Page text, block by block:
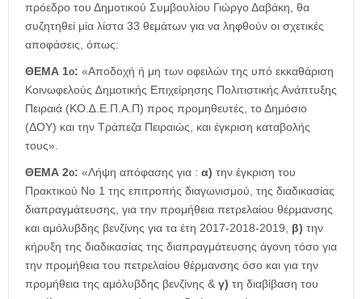
πρόεδρο του Δημοτικού Συμβουλίου Γιώργο Δαβάκη, θα
συζητηθεί μία λίστα 33 θεμάτων για να ληφθούν οι σχετικές
αποφάσεις, όπως:
ΘΕΜΑ 1ο: «Αποδοχή ή μη των οφειλών της υπό εκκαθάριση
Κοινωφελούς ∆ηµοτικής Επιχείρησης Πολιτιστικής Ανάπτυξης
Πειραιά (ΚΟ.∆.Ε.Π.Α.Π) προς προμηθευτές, το Δημόσιο
(ΔΟΥ) και την Τράπεζα Πειραιώς, και έγκριση καταβολής
τους».
ΘΕΜΑ 2ο: «Λήψη απόφασης για : α) την έγκριση του
Πρακτικού Νο 1 της επιτροπής διαγωνισμού, της διαδικασίας
διαπραγμάτευσης, για την προμήθεια πετρελαίου θέρμανσης
και αμόλυβδης βενζίνης για τα έτη 2017-2018-2019, β) την
κήρυξη της διαδικασίας της διαπραγμάτευσης άγονη τόσο για
την προμήθεια του πετρελαίου θέρμανσης όσο και για την
προμήθεια της αμόλυβδης βενζίνης & γ) τη διαβίβαση του